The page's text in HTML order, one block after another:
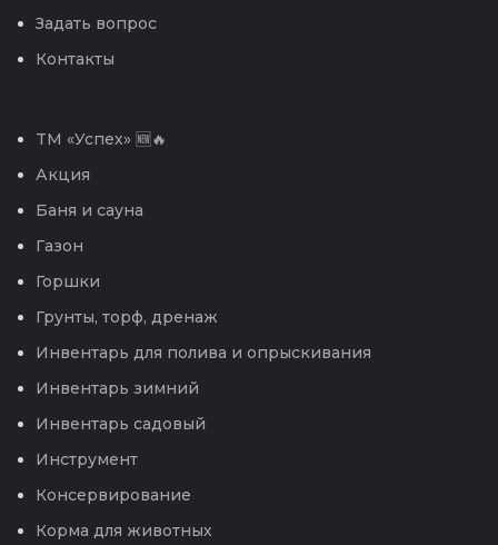
Задать вопрос
Контакты
TM «Успех» 🆕🔥
Акция
Баня и сауна
Газон
Горшки
Грунты, торф, дренаж
Инвентарь для полива и опрыскивания
Инвентарь зимний
Инвентарь садовый
Инструмент
Консервирование
Корма для животных